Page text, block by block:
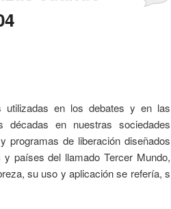
en los debates y en las
en nuestras sociedades
programas de liberación diseñados
países del llamado Tercer Mundo,
su uso y aplicación se refería, s